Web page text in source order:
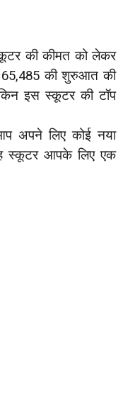
की कीमत को लेकर
की शुरुआत की
इस स्कूटर की टॉप
अपने लिए कोई नया
स्कूटर आपके लिए एक